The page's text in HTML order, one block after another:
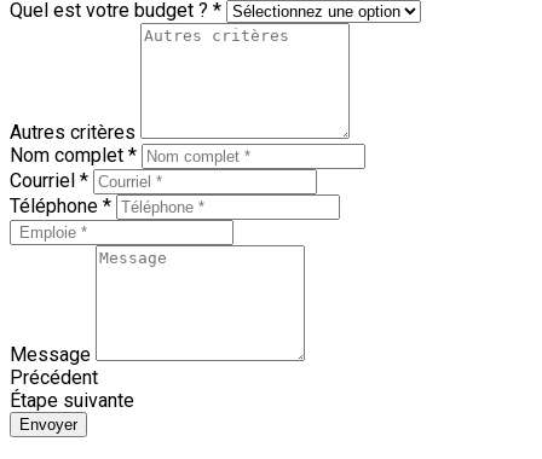
Quel est votre budget ? *
Autres critères
Nom complet *
Courriel *
Téléphone *
Message
Précédent
Étape suivante
Envoyer